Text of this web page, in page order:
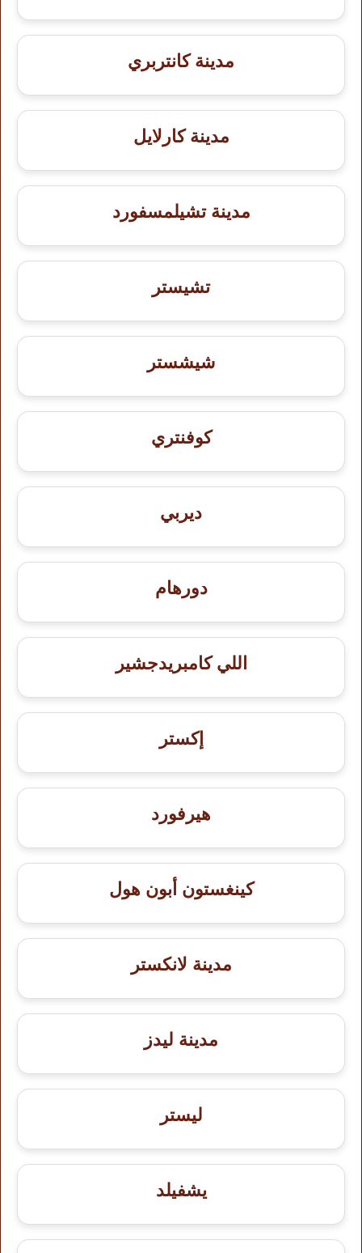
مدينة كانتربري
مدينة كارلايل
مدينة تشيلمسفورد
تشيستر
شيشستر
كوفنتري
ديربي
دورهام
اللي كامبريدجشير
إكستر
هيرفورد
كينغستون أبون هول
مدينة لانكستر
مدينة ليدز
ليستر
يشفيلد